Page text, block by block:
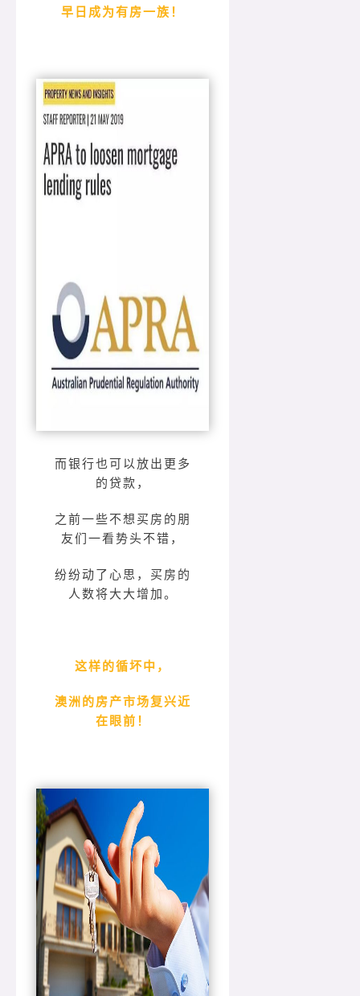
早日 成为有房一族！
而银行也可以放出更多
的贷款，
之前一些不想买房的朋
友们一看势头不错，
纷纷动了心思，买房的
人数将大大增加。
这样的循坏中，
澳洲的房产市场复兴近
在眼前！